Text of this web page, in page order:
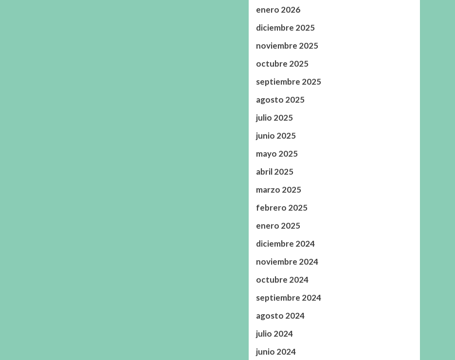
enero 2026
diciembre 2025
noviembre 2025
octubre 2025
septiembre 2025
agosto 2025
julio 2025
junio 2025
mayo 2025
abril 2025
marzo 2025
febrero 2025
enero 2025
diciembre 2024
noviembre 2024
octubre 2024
septiembre 2024
agosto 2024
julio 2024
junio 2024